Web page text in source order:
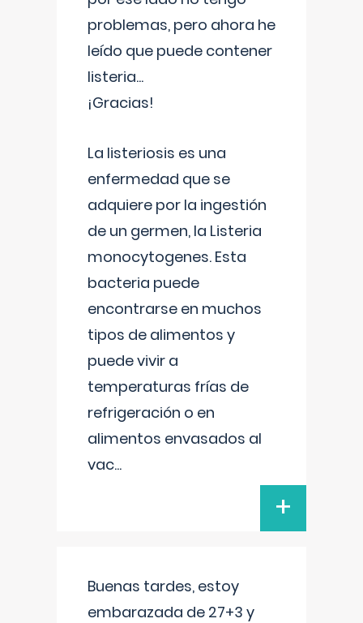
problemas, pero ahora he
leído que puede contener
listeria...
¡Gracias!
La listeriosis es una
enfermedad que se
adquiere por la ingestión
de un germen, la Listeria
monocytogenes. Esta
bacteria puede
encontrarse en muchos
tipos de alimentos y
puede vivir a
temperaturas frías de
refrigeración o en
alimentos envasados al
vac...
+
Buenas tardes, estoy
embarazada de 27+3 y